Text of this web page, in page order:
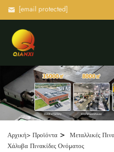
[email protected]
Αρχική> Προϊόντα > Μεταλλικές
Χάλυβα Πινακίδες Ονόματος